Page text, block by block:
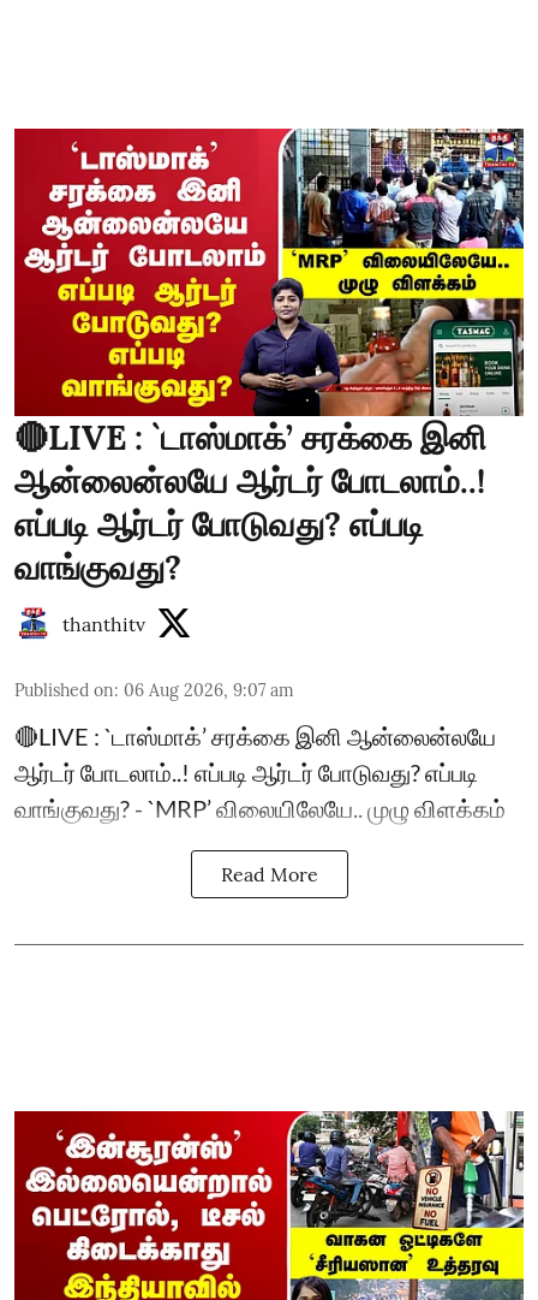
🔴LIVE : `டாஸ்மாக்’ சரக்கை இனி
ஆன்லைன்லயே ஆர்டர் போடலாம்..!
எப்படி ஆர்டர் போடுவது? எப்படி
வாங்குவது?
thanthitv
Published on: 06 Aug 2026, 9:07 am
🔴LIVE : `டாஸ்மாக்’ சரக்கை இனி ஆன்லைன்லயே
ஆர்டர் போடலாம்..! எப்படி ஆர்டர் போடுவது? எப்படி
வாங்குவது? - `MRP’ விலையிலேயே.. முழு விளக்கம்
Read More